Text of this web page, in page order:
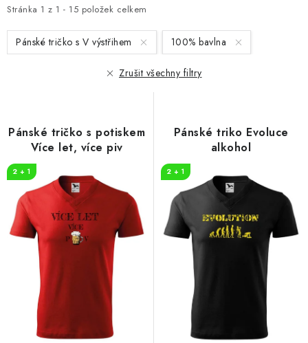
i
s
p
u
t
ů
Stránka 1 z 1 - 15 položek celkem
e
n
í
d
k
t
ů
Pánské tričko s V výstřihem 100% bavlna
Zrušit všechny filtry
Pánské tričko s potiskem
Více let, více piv
2 + 1
Pánské triko Evoluce
alkohol
2 + 1